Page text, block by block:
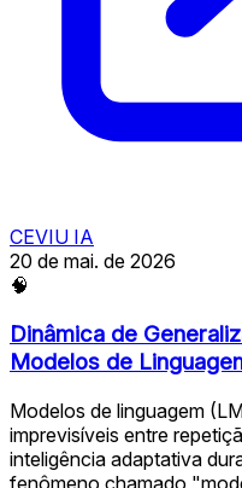
CEVIU IA
20 de mai. de 2026
🧠
Dinâmica de
Modelos de
Modelos de linguagem
imprevisíveis entre
inteligência adaptativa
fenômeno chamado